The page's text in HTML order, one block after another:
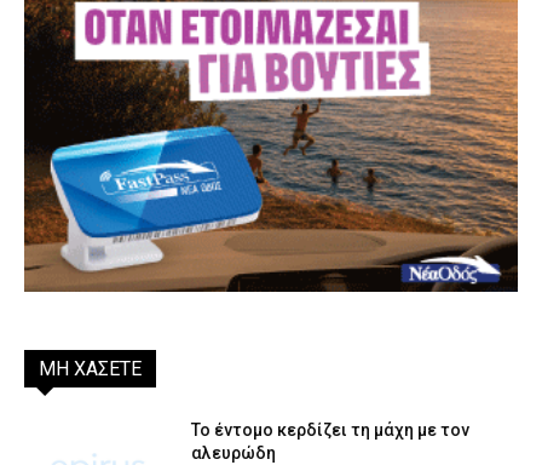
ΜΗ ΧΑΣΕΤΕ
Το έντομο κερδίζει τη μάχη με τον
αλευρώδη